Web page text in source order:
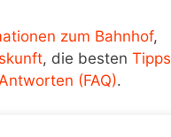
zum Bahnhof,
, die besten Tipps
(FAQ).